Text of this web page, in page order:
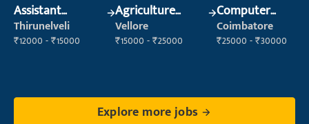
Assistant
Manager
Thirunelveli
₹12000 - ₹15000
Agriculture
Labour
Vellore
₹15000 - ₹25000
Computer
Operator
Coimbatore
₹25000 - ₹30000
Explore more jobs